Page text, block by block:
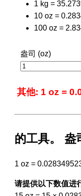
1 kg =
10 oz =
100 oz =
盎司 (oz)
其他: 1 oz =
的工具。 盎
1 oz =
请提供以下数值进